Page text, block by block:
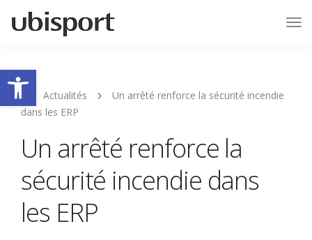
Ouvrir la barre d’outils
Actualités
Un arrêté renforce la sécurité incendie
dans les ERP
Un arrêté renforce la
sécurité incendie dans
les ERP